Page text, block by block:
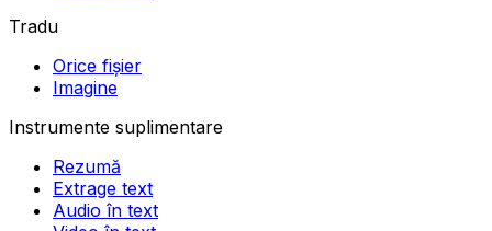
Tradu
Orice fișier
Imagine
Instrumente suplimentare
Rezumă
Extrage text
Audio în text